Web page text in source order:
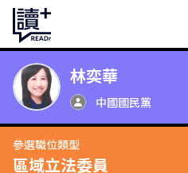
林奕華
中國國民黨
參選職位類型
區域立法委員